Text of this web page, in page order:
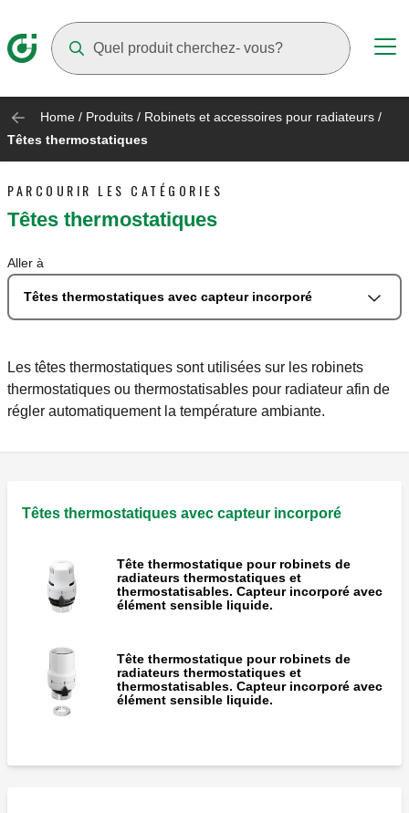
Home / Produits / Robinets et accessoires pour radiateurs /
Têtes thermostatiques
PARCOURIR LES CATÉGORIES
Têtes thermostatiques
Aller à
Têtes thermostatiques avec capteur incorporé
Les têtes thermostatiques sont utilisées sur les robinets
thermostatiques ou thermostatisables pour radiateur afin de
régler automatiquement la température ambiante.
Têtes thermostatiques avec capteur incorporé
Tête thermostatique pour robinets de
radiateurs thermostatiques et
thermostatisables. Capteur incorporé avec
élément sensible liquide.
Tête thermostatique pour robinets de
radiateurs thermostatiques et
thermostatisables. Capteur incorporé avec
élément sensible liquide.